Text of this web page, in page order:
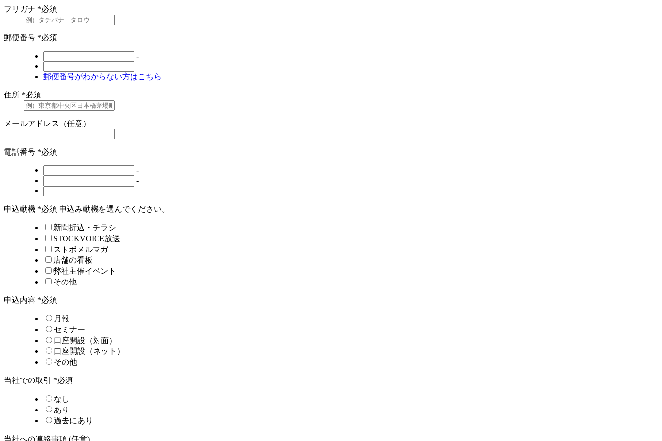
フリガナ *必須
郵便番号 *必須
-
郵便番号がわからない方はこちら
住所 *必須
メールアドレス（任意）
電話番号 *必須
-
-
申込動機 *必須 申込み動機を選んでください。
新聞折込・チラシ
STOCKVOICE放送
ストボメルマガ
店舗の看板
弊社主催イベント
その他
申込内容 *必須
月報
セミナー
口座開設（対面）
口座開設（ネット）
その他
当社での取引 *必須
なし
あり
過去にあり
当社への連絡事項 (任意)